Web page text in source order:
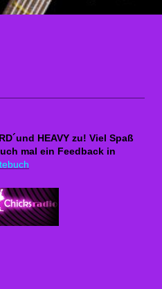
HEAVY zu! Viel Spaß
mal ein Feedback in